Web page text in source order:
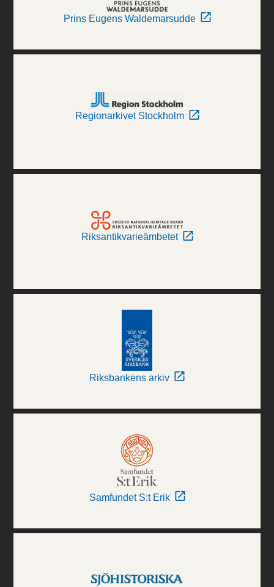
Prins Eugens Waldemarsudde
Regionarkivet Stockholm
Riksantikvarieämbetet
Riksbankens arkiv
Samfundet S:t Erik